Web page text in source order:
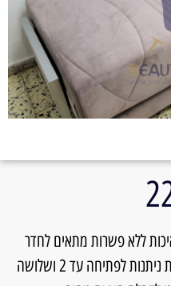
ללא פשרות מתאים לחדר
אורחים, כמיטה לנערים ונערות הספות ניתנות לפתיחה עד 2 ושלושה